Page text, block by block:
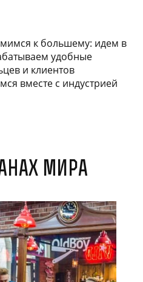
к большему: идем в
удобные
и клиентов
вместе с индустрией
мира